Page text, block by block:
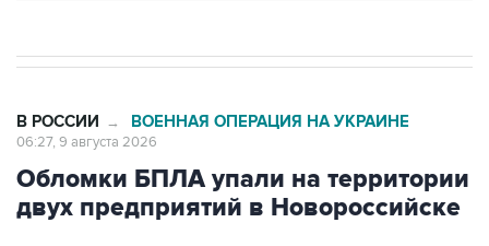
Обломки БПЛА упали на территории
двух предприятий в Новороссийске
Москва. 9 августа. INTERFAX.RU - Обломки